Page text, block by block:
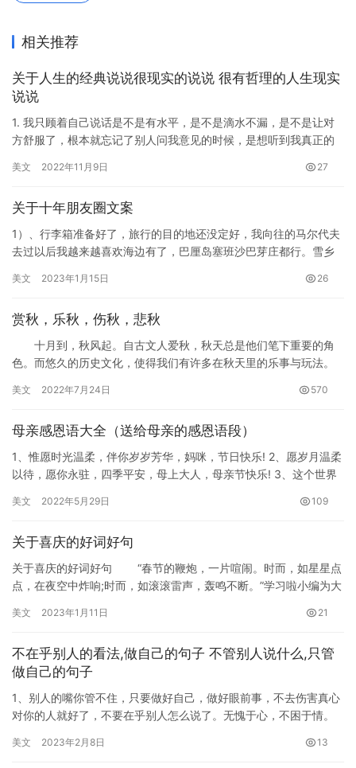
相关推荐
关于人生的经典说说很现实的说说 很有哲理的人生现实
说说
1. 我只顾着自己说话是不是有水平，是不是滴水不漏，是不是让对
方舒服了，根本就忘记了别人问我意见的时候，是想听到我真正的
美文 2022年11月9日 27
关于十年朋友圈文案
1）、行李箱准备好了，旅行的目的地还没定好，我向往的马尔代夫
去过以后我越来越喜欢海边有了，巴厘岛塞班沙巴芽庄都行。雪乡
三口…
美文 2023年1月15日 26
赏秋，乐秋，伤秋，悲秋
十月到，秋风起。自古文人爱秋，秋天总是他们笔下重要的角
色。而悠久的历史文化，使得我们有许多在秋天里的乐事与玩法。
激味蕾…
美文 2022年7月24日 570
母亲感恩语大全（送给母亲的感恩语段）
1、惟愿时光温柔，伴你岁岁芳华，妈咪，节日快乐! 2、愿岁月温柔
以待，愿你永驻，四季平安，母上大人，母亲节快乐! 3、这个世界
美文 2022年5月29日 109
关于喜庆的好词好句
关于喜庆的好词好句 “春节的鞭炮，一片喧闹。时而，如星星点
点，在夜空中炸响;时而，如滚滚雷声，轰鸣不断。”学习啦小编为大
美文 2023年1月11日 21
不在乎别人的看法,做自己的句子 不管别人说什么,只管
做自己的句子
1、别人的嘴你管不住，只要做好自己，做好眼前事，不去伤害真心
对你的人就好了，不要在乎别人怎么说了。无愧于心，不困于情。
好…
美文 2023年2月8日 13